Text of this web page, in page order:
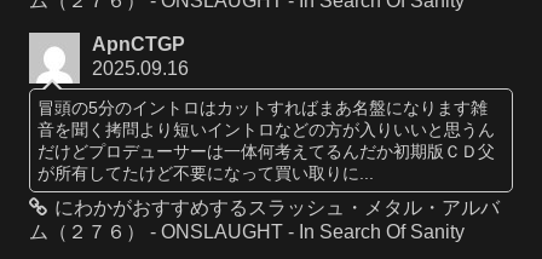
ApnCTGP
2025.09.16
冒頭の5分のイントロはカットすればまあ名盤になります雑
音を聞く拷問より短いイントロなどの方が入りいいと思うん
だけどプロデューサーは一体何考えてるんだか初期版ＣＤ父
が所有してたけど不要になって買い取りに...
にわかがおすすめするスラッシュ・メタル・アルバ
ム（２７６） - ONSLAUGHT - In Search Of Sanity